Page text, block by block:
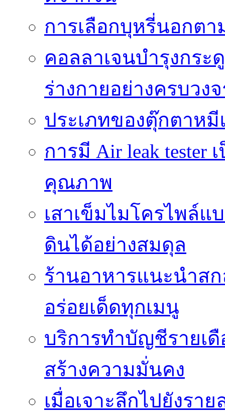
การเลือกบุหรี่นอกต
คอลลาเจนบำรุงกระ
ร่างกายอย่างครบวง
ประเภทของตุ๊กตาห
การมี Air leak
คุณภาพ
เสาเข็มไมโครไพล์
ดินได้อย่างสมดุล
ร้านอาหารแนะนำส
อร่อยเด็ดทุกเมนู
บริการทำบัญชีรายเ
สร้างความมั่นคง
เมื่อเจาะลึกไปยังรา